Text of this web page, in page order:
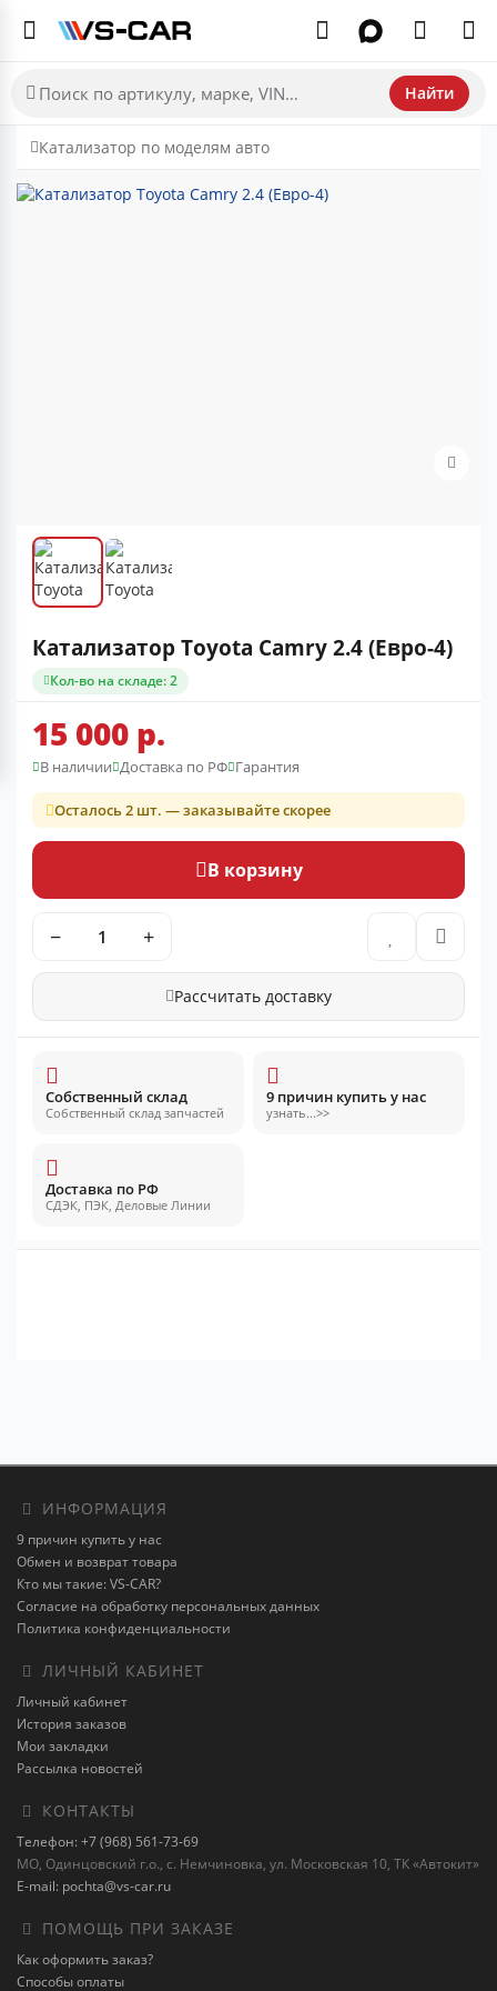
Найти
Катализатор по моделям авто
Катализатор Toyota Camry 2.4 (Евро-4)
Кол-во на складе: 2
15 000 р.
В наличии Доставка по РФ Гарантия
Осталось 2 шт. — заказывайте скорее
В корзину
− +
Рассчитать доставку
Собственный склад
Собственный склад запчастей
9 причин купить у нас
узнать...>>
Доставка по РФ
СДЭК, ПЭК, Деловые Линии
ИНФОРМАЦИЯ
9 причин купить у нас
Обмен и возврат товара
Кто мы такие: VS-CAR?
Согласие на обработку персональных данных
Политика конфиденциальности
ЛИЧНЫЙ КАБИНЕТ
Личный кабинет
История заказов
Мои закладки
Рассылка новостей
КОНТАКТЫ
Телефон: +7 (968) 561-73-69
МО, Одинцовский г.о., с. Немчиновка, ул. Московская 10, ТК «Автокит»
E-mail: pochta@vs-car.ru
ПОМОЩЬ ПРИ ЗАКАЗЕ
Как оформить заказ?
Способы оплаты